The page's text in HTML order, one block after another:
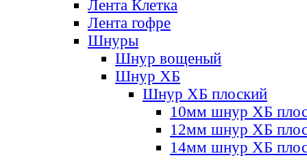
Лента Клетка
Лента гофре
Шнуры
Шнур вощеный
Шнур ХБ
Шнур ХБ плоский
10мм шнур ХБ
12мм шнур ХБ
14мм шнур ХБ